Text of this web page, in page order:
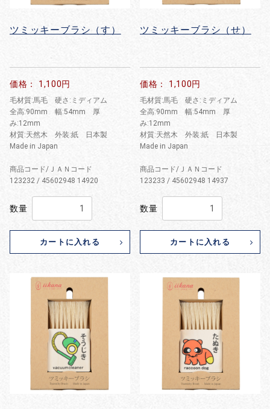
ツミッキーブラシ（す）
価格： 1,100円
毛材質:馬毛 硬さ:ミディアム
全高:90mm 幅:54mm 厚
み:12mm
材質:天然木 外装:紙 日本製
Made in Japan
商品コード/ＪＡＮコード
123232 / 45602948 14920
数量
カートに入れる
ツミッキーブラシ（せ）
価格： 1,100円
毛材質:馬毛 硬さ:ミディアム
全高:90mm 幅:54mm 厚
み:12mm
材質:天然木 外装:紙 日本製
Made in Japan
商品コード/ＪＡＮコード
123233 / 45602948 14937
数量
カートに入れる